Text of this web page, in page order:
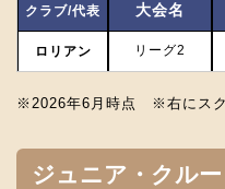
クラブ/代表 大会名
ロリアン リーグ2
※2026年6月時点 ※右にスク
ジュニア・クル